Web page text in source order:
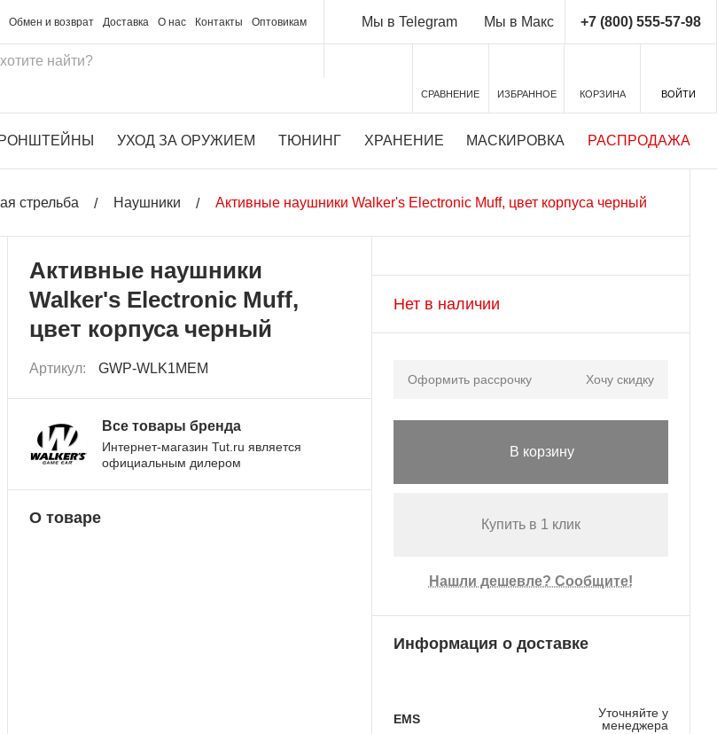
Обмен и возврат Доставка О нас Контакты Оптовикам Мы в Telegram Мы в Макс +7 (800) 555-57-98
СРАВНЕНИЕ ИЗБРАННОЕ КОРЗИНА ВОЙТИ
УХОД ЗА ОРУЖИЕМ ТЮНИНГ ХРАНЕНИЕ МАСКИРОВКА РАСПРОДАЖА
стрельба Наушники Активные наушники Walker's Electronic Muff, цвет корпуса черный
Активные наушники
Walker's Electronic Muff,
цвет корпуса черный
Артикул: GWP-WLK1MEM
Все товары бренда
Интернет-магазин Tut.ru является
официальным дилером
О товаре
Нет в наличии
Оформить рассрочку Хочу скидку
В корзину
Купить в 1 клик
Нашли дешевле? Сообщите!
Информация о доставке
EMS
Уточняйте у
менеджера